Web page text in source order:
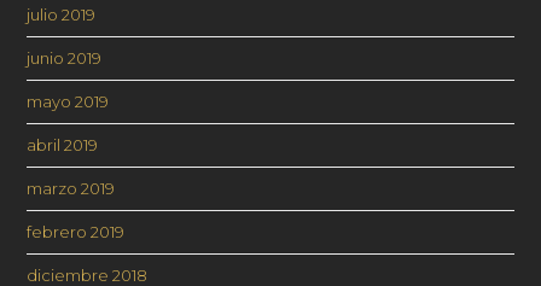
julio 2019
junio 2019
mayo 2019
abril 2019
marzo 2019
febrero 2019
diciembre 2018